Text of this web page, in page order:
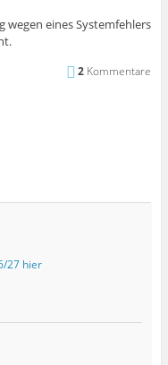
wegen eines Systemfehlers
2 Kommentare
27 hier